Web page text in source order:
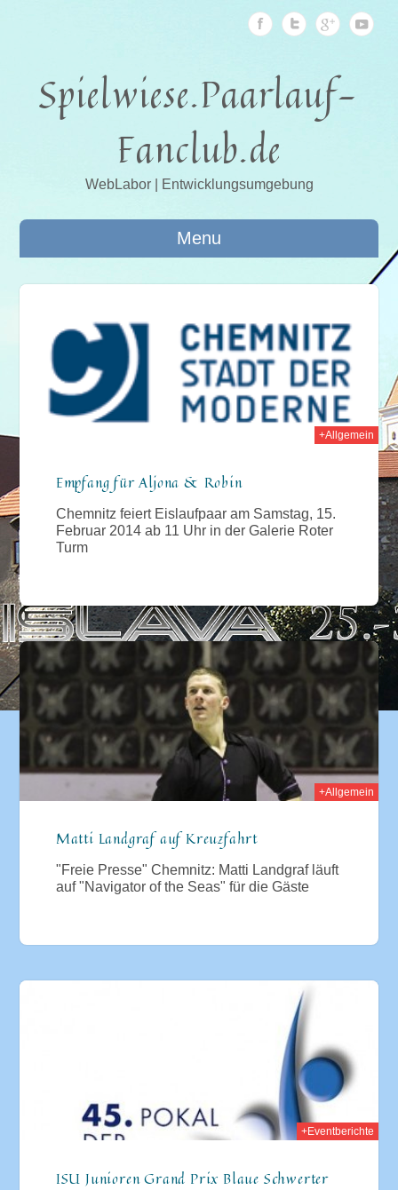
Spielwiese.Paarlauf-
Fanclub.de
WebLabor | Entwicklungsumgebung
Menu
+Allgemein
Empfang für Aljona & Robin
Chemnitz feiert Eislaufpaar am Samstag, 15.
Februar 2014 ab 11 Uhr in der Galerie Roter
Turm
+Allgemein
Matti Landgraf auf Kreuzfahrt
"Freie Presse" Chemnitz: Matti Landgraf läuft
auf "Navigator of the Seas" für die Gäste
+Eventberichte
ISU Junioren Grand Prix Blaue Schwerter